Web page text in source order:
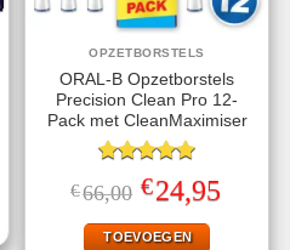
OPZETBORSTELS
ORAL-B Opzetborstels
Precision Clean Pro 12-
Pack met CleanMaximiser
Gewaardeerd
5.00uit 5
€66,00 Oorspronkelijke
prijs
was:
€66,00.
€24,95prijs
TOEVOEGEN